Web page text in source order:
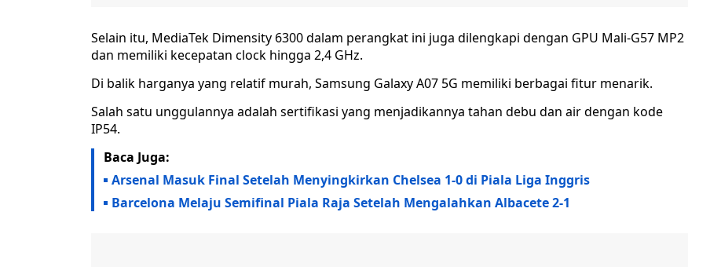
Selain itu, MediaTek Dimensity 6300 dalam perangkat ini juga dilengkapi dengan GPU Mali-G57 MP2
dan memiliki kecepatan clock hingga 2,4 GHz.
Di balik harganya yang relatif murah, Samsung Galaxy A07 5G memiliki berbagai fitur menarik.
Salah satu unggulannya adalah sertifikasi yang menjadikannya tahan debu dan air dengan kode
IP54.
Baca Juga:
Arsenal Masuk Final Setelah Menyingkirkan Chelsea 1-0 di Piala Liga Inggris
Barcelona Melaju Semifinal Piala Raja Setelah Mengalahkan Albacete 2-1